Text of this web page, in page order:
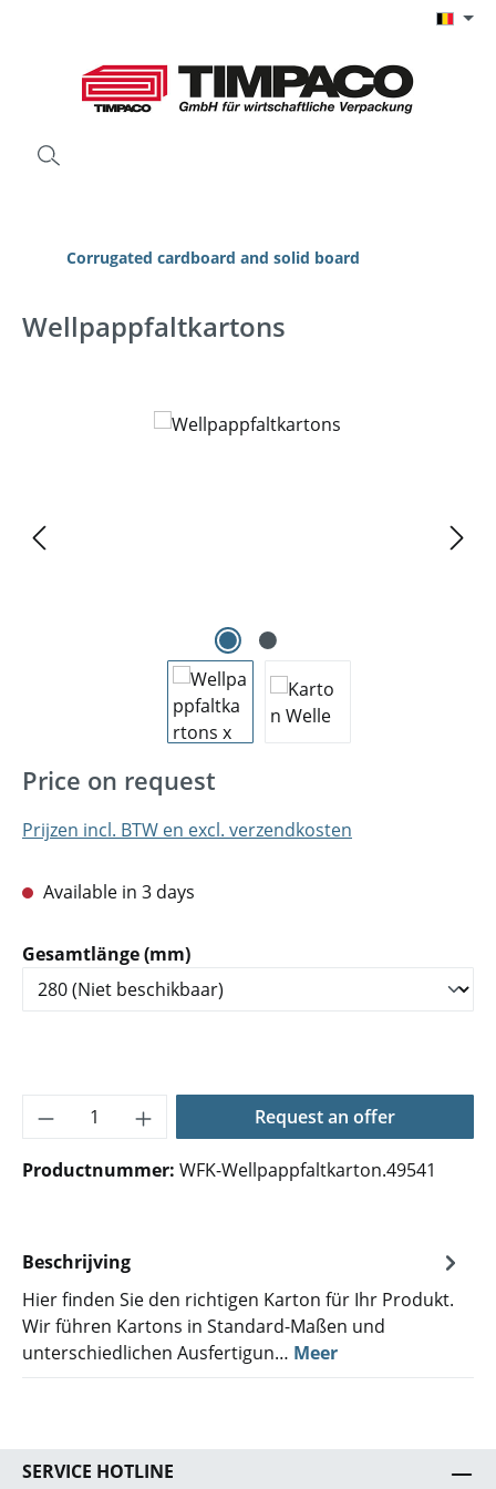
Corrugated cardboard and solid board
Wellpappfaltkartons
Afbeeldingengalerij overslaan
Price on request
Prijzen incl. BTW en excl. verzendkosten
Available in 3 days
Selecteer
Gesamtlänge (mm)
Producthoeveelheid: Voer de gewenste
Request an offer
Productnummer: WFK-Wellpappfaltkarton.49541
Beschrijving
Hier finden Sie den richtigen Karton für Ihr Produkt.
Wir führen Kartons in Standard-Maßen und
unterschiedlichen Ausfertigun… Meer
SERVICE HOTLINE